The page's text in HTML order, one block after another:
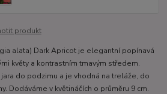
produkt
alata) Dark Apricot je elegantní popínavá
květy a kontrastním tmavým středem.
do podzimu a je vhodná na treláže, do
Dodáváme v květináčích o průměru 9 cm.